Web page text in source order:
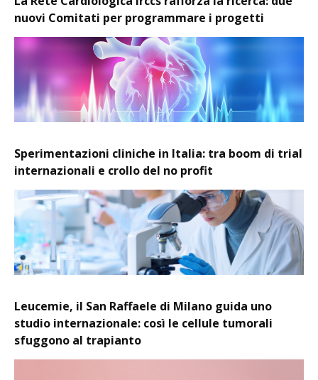
nuovi Comitati per programmare i progetti
Sperimentazioni cliniche in Italia: tra boom di trial
internazionali e crollo del no profit
Leucemie, il San Raffaele di Milano guida uno
studio internazionale: così le cellule tumorali
sfuggono al trapianto